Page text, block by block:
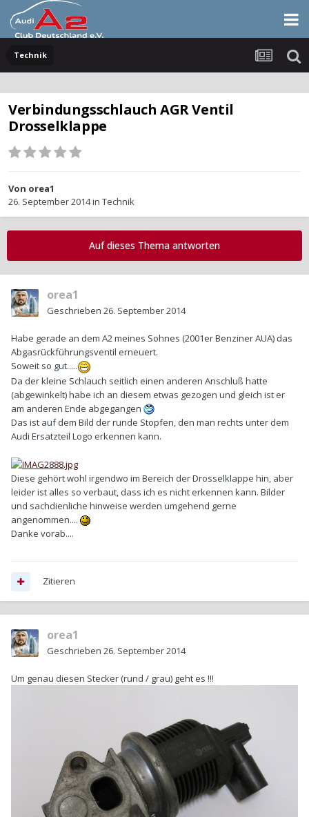
Technik
Verbindungsschlauch AGR Ventil
Drosselklappe
Von orea1
26. September 2014in Technik
Auf dieses Thema antworten
orea1
Geschrieben 26. September 2014
Habe gerade an dem A2 meines Sohnes (2001er Benziner AUA) das
Abgasrückführungsventil erneuert.
Soweit so gut.....
Da der kleine Schlauch seitlich einen anderen Anschluß hatte
(abgewinkelt) habe ich an diesem etwas gezogen und gleich ist er
am anderen Ende abgegangen
Das ist auf dem Bild der runde Stopfen, den man rechts unter dem
Audi Ersatzteil Logo erkennen kann.
Diese gehört wohl irgendwo im Bereich der Drosselklappe hin, aber
leider ist alles so verbaut, dass ich es nicht erkennen kann. Bilder
und sachdienliche hinweise werden umgehend gerne
angenommen....
Danke vorab....
Zitieren
orea1
Geschrieben 26. September 2014
Um genau diesen Stecker (rund / grau) geht es !!!